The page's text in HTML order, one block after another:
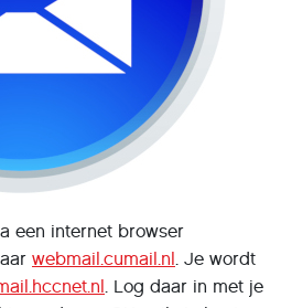
een internet browser
webmail.cumail.nl. Je wordt
. Log daar in met je